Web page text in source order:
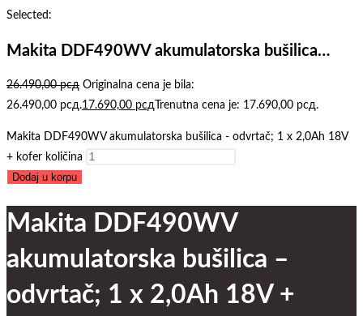
Selected:
Makita DDF490WV akumulatorska bušilica…
26.490,00рсд Originalna cena je bila:
26.490,00 рсд.17.690,00 рсд Trenutna cena je: 17.690,00 рсд.
Makita DDF490WV akumulatorska bušilica - odvrtač; 1 x 2,0Ah 18V
+ kofer količina
Dodaj u korpu
Makita DDF490WV
akumulatorska bušilica –
odvrtač; 1 x 2,0Ah 18V +